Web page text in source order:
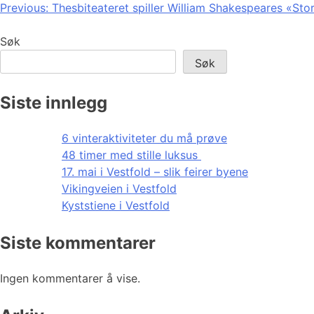
Innleggsnavigasjon
Previous: Thesbiteateret spiller William Shakespeares
Søk
Søk
Siste innlegg
6 vinteraktiviteter du må prøve
48 timer med stille luksus
17. mai i Vestfold – slik feirer byene
Vikingveien i Vestfold
Kyststiene i Vestfold
Siste kommentarer
Ingen kommentarer å vise.